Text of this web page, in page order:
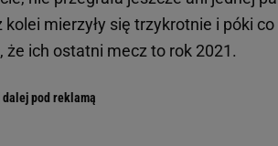
mierzyły się trzykrotnie i póki
że ich ostatni mecz to rok 2021.